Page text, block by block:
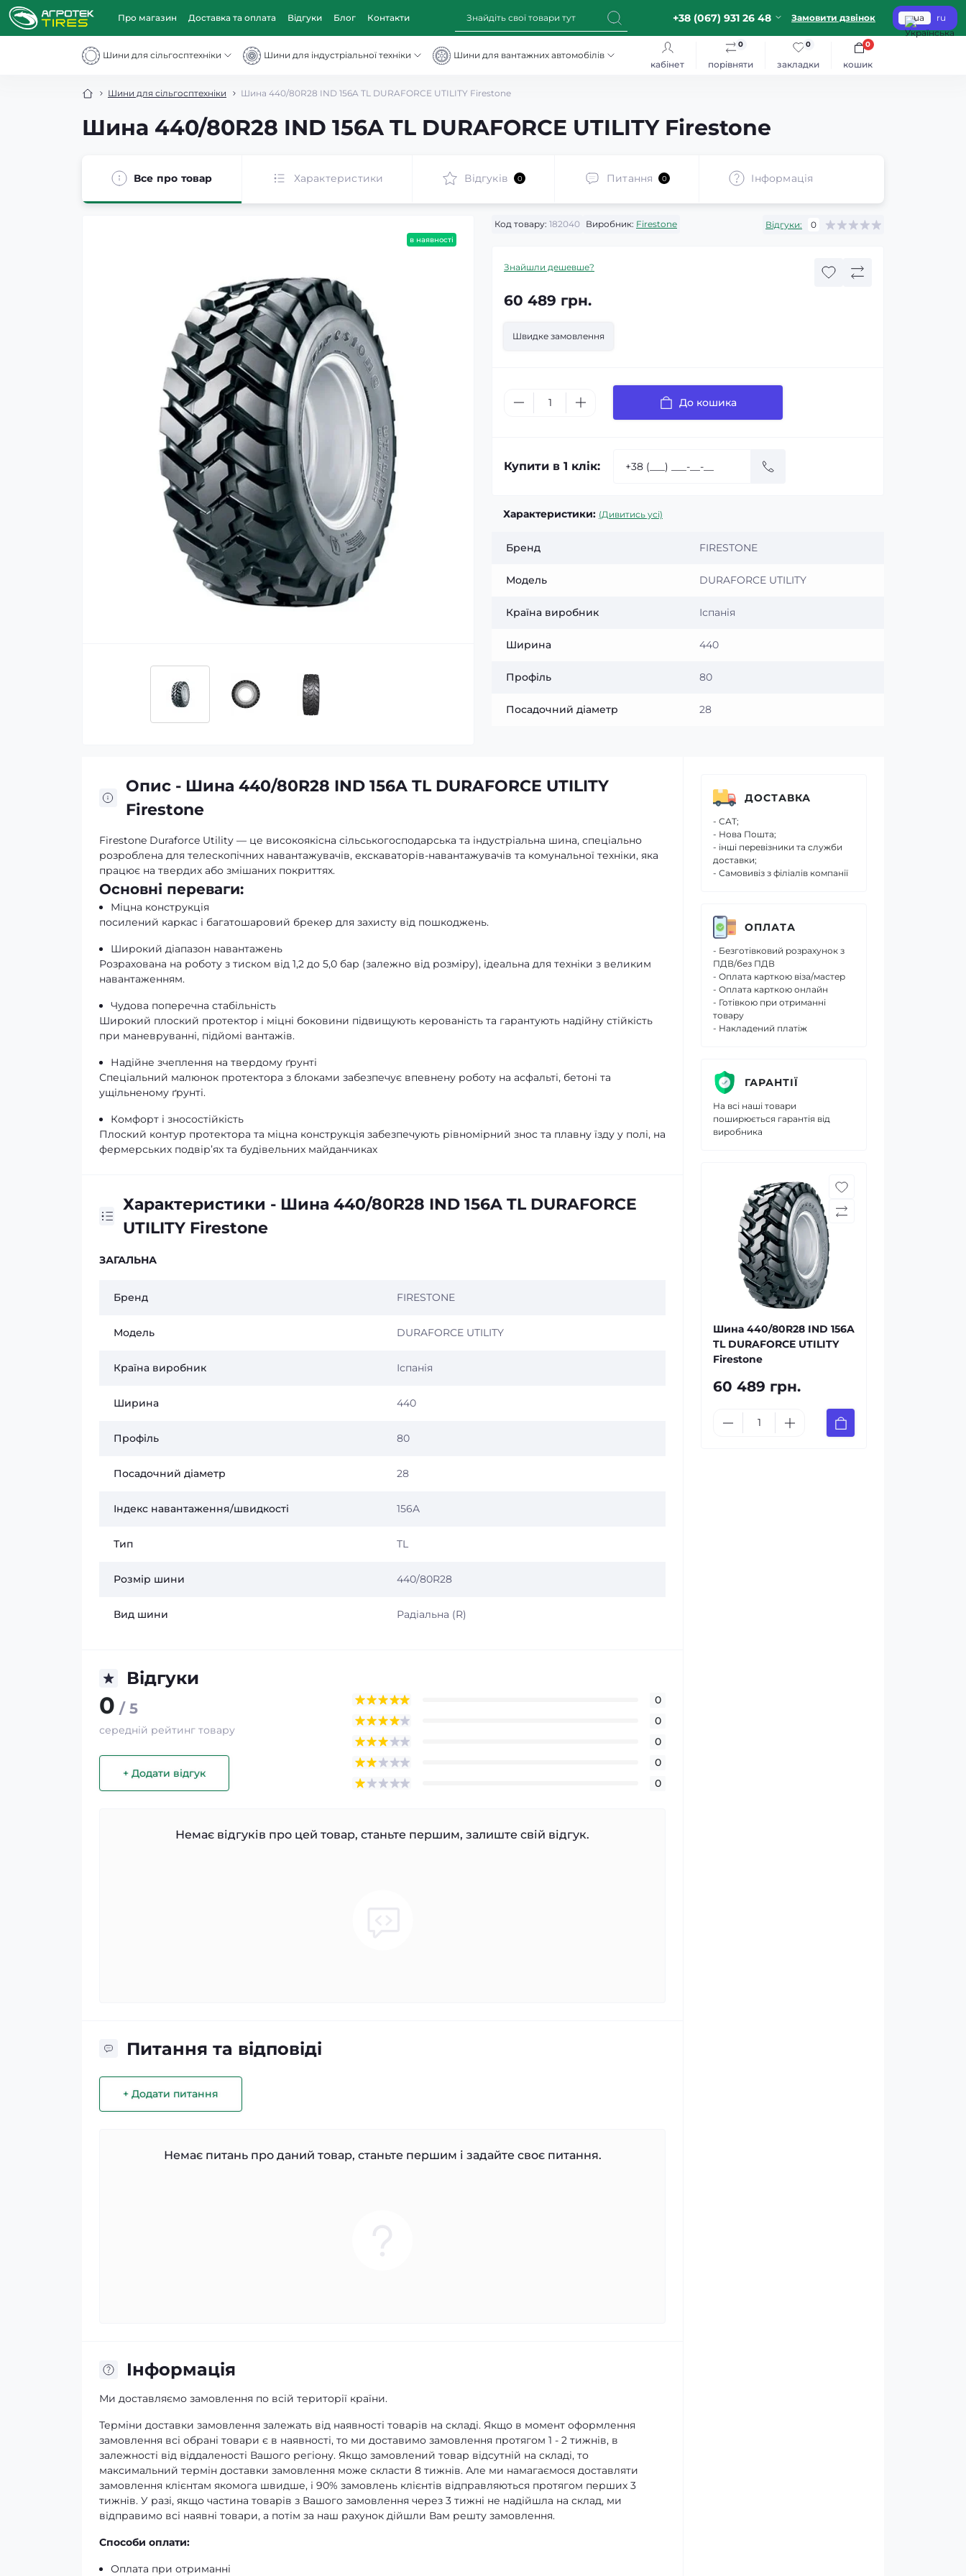
Про магазин Доставка та оплата Відгуки Блог Контакти +38 (067) 931 26 48 Замовити дзвінок ua ru
Шини для сільгосптехніки Шини для індустріальної техніки
Шини для вантажних автомобілів
кабінет
порівняти
0
закладки
0
кошик
0
Шини для сільгосптехніки Шина 440/80R28 IND 156A TL DURAFORCE UTILITY Firestone
Шина 440/80R28 IND 156A TL DURAFORCE UTILITY Firestone
Все про товар Характеристики Відгуків 0 Питання 0 Iнформація
в наявності
Код товару: 182040 Виробник: Firestone Відгуки: 0
Знайшли дешевше?
60 489 грн.
Швидке замовлення
До кошика
Купити в 1 клік:
Характеристики: (Дивитись усі)
Бренд FIRESTONE
Модель DURAFORCE UTILITY
Країна виробник Іспанія
Ширина 440
Профіль 80
Посадочний діаметр 28
Опис - Шина 440/80R28 IND 156A TL DURAFORCE UTILITY
Firestone
Firestone Duraforce Utility — це високоякісна сільськогосподарська та індустріальна шина, спеціально
розроблена для телескопічних навантажувачів, екскаваторів-навантажувачів та комунальної техніки, яка
працює на твердих або змішаних покриттях.
Основні переваги:
Міцна конструкція
посилений каркас і багатошаровий брекер для захисту від пошкоджень.
Широкий діапазон навантажень
Розрахована на роботу з тиском від 1,2 до 5,0 бар (залежно від розміру), ідеальна для техніки з великим
навантаженням.
Чудова поперечна стабільність
Широкий плоский протектор і міцні боковини підвищують керованість та гарантують надійну стійкість
при маневруванні, підйомі вантажів.
Надійне зчеплення на твердому ґрунті
Спеціальний малюнок протектора з блоками забезпечує впевнену роботу на асфальті, бетоні та
ущільненому ґрунті.
Комфорт і зносостійкість
Плоский контур протектора та міцна конструкція забезпечують рівномірний знос та плавну їзду у полі, на
фермерських подвір’ях та будівельних майданчиках
Характеристики - Шина 440/80R28 IND 156A TL DURAFORCE
UTILITY Firestone
ЗАГАЛЬНА
Бренд FIRESTONE
Модель DURAFORCE UTILITY
Країна виробник Іспанія
Ширина 440
Профіль 80
Посадочний діаметр 28
Індекс навантаження/швидкості 156A
Тип TL
Розмір шини 440/80R28
Вид шини Радіальна (R)
Відгуки
0 / 5
середній рейтинг товару
+ Додати відгук
0
0
0
0
0
Немає відгуків про цей товар, станьте першим, залиште свій відгук.
Питання та відповіді
+ Додати питання
Немає питань про даний товар, станьте першим і задайте своє питання.
Iнформація
Ми доставляємо замовлення по всій території країни.
Терміни доставки замовлення залежать від наявності товарів на складі. Якщо в момент оформлення
замовлення всі обрані товари є в наявності, то ми доставимо замовлення протягом 1 - 2 тижнів, в
залежності від віддаленості Вашого регіону. Якщо замовлений товар відсутній на складі, то
максимальний термін доставки замовлення може скласти 8 тижнів. Але ми намагаємося доставляти
замовлення клієнтам якомога швидше, і 90% замовлень клієнтів відправляються протягом перших 3
тижнів. У разі, якщо частина товарів з Вашого замовлення через 3 тижні не надійшла на склад, ми
відправимо всі наявні товари, а потім за наш рахунок дійшли Вам решту замовлення.
Способи оплати:
Оплата при отриманні
ДОСТАВКА
- САТ;
- Нова Пошта;
- інші перевізники та служби
доставки;
- Самовивіз з філіалів компанії
ОПЛАТА
- Безготівковий розрахунок з
ПДВ/без ПДВ
- Оплата карткою віза/мастер
- Оплата карткою онлайн
- Готівкою при отриманні
товару
- Накладений платіж
ГАРАНТІЇ
На всі наші товари
поширюється гарантія від
виробника
Шина 440/80R28 IND 156A
TL DURAFORCE UTILITY
Firestone
60 489 грн.